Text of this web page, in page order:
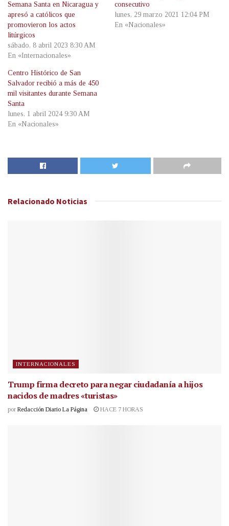
Semana Santa en Nicaragua y
apresó a católicos que
promovieron los actos
litúrgicos
sábado, 8 abril 2023 8:30 AM
En «Internacionales»
consecutivo
lunes, 29 marzo 2021 12:04 PM
En «Nacionales»
Centro Histórico de San
Salvador recibió a más de 450
mil visitantes durante Semana
Santa
lunes, 1 abril 2024 9:30 AM
En «Nacionales»
Relacionado Noticias
INTERNACIONALES
Trump firma decreto para negar ciudadanía a hijos
nacidos de madres «turistas»
por Redacción Diario La Página HACE 7 HORAS